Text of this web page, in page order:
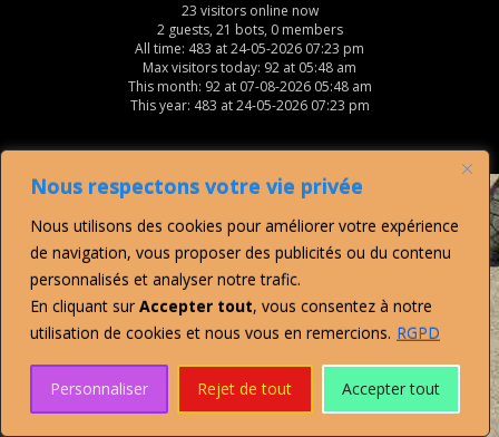
Nous respectons votre vie privée
Nous utilisons des cookies pour améliorer votre expérience
de navigation, vous proposer des publicités ou du contenu
personnalisés et analyser notre trafic.
En cliquant sur Accepter tout, vous consentez à notre
utilisation de cookies et nous vous en remercions. RGPD
Personnaliser Rejet de tout Accepter tout
23 visitors online now
2 guests, 21 bots, 0 members
All time: 483 at 24-05-2026 07:23 pm
Max visitors today: 92 at 05:48 am
This month: 92 at 07-08-2026 05:48 am
This year: 483 at 24-05-2026 07:23 pm